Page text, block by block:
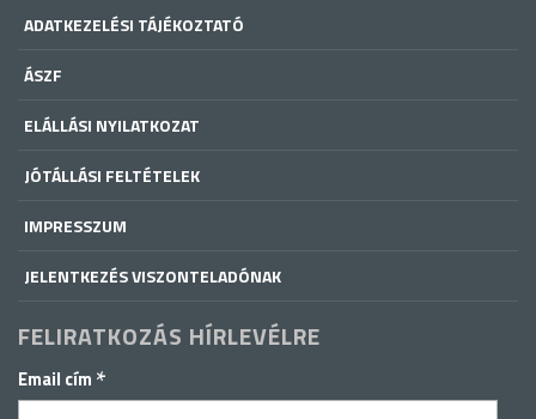
ADATKEZELÉSI TÁJÉKOZTATÓ
ÁSZF
ELÁLLÁSI NYILATKOZAT
JÓTÁLLÁSI FELTÉTELEK
IMPRESSZUM
JELENTKEZÉS VISZONTELADÓNAK
FELIRATKOZÁS HÍRLEVÉLRE
Email cím *